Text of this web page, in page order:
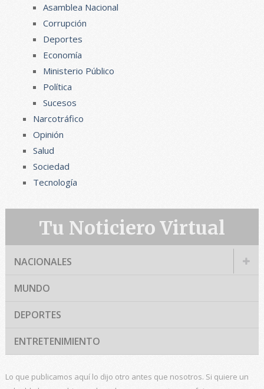
Asamblea Nacional
Corrupción
Deportes
Economía
Ministerio Público
Política
Sucesos
Narcotráfico
Opinión
Salud
Sociedad
Tecnología
Tu Noticiero Virtual
NACIONALES
MUNDO
DEPORTES
ENTRETENIMIENTO
Lo que publicamos aquí lo dijo otro antes que nosotros. Si quiere un